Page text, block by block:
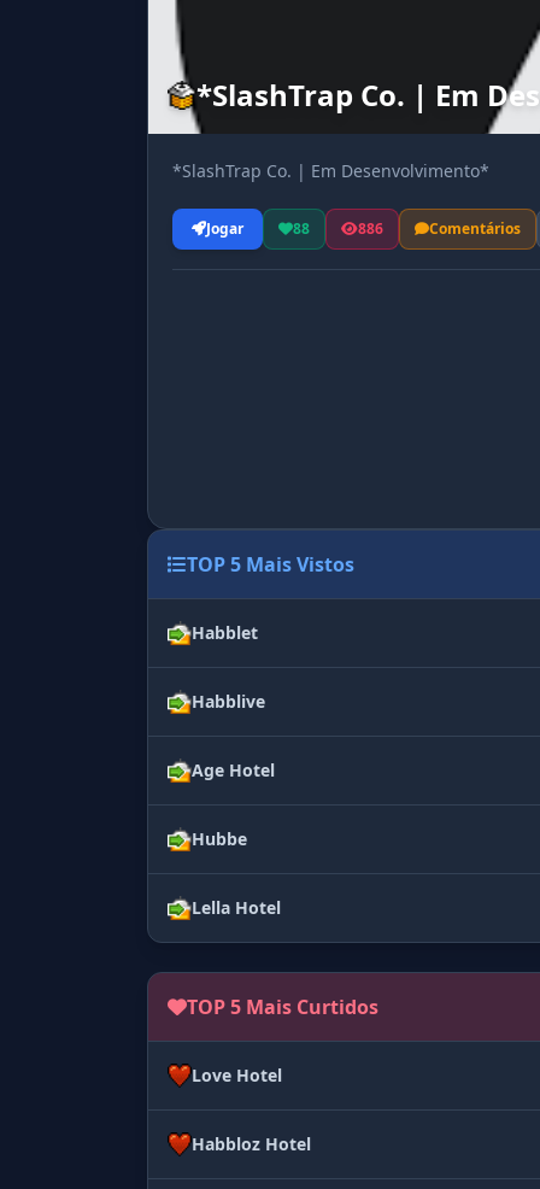
*SlashTrap Co. | Em
*SlashTrap Co. | Em Desenvolvimento*
Jogar 88 886 Comentários
TOP 5 Mais Vistos
Habblet
Habblive
Age Hotel
Hubbe
Lella Hotel
TOP 5 Mais Curtidos
Love Hotel
Habbloz Hotel